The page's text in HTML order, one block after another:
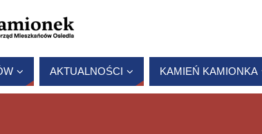
AKTUALNOŚCI KAMIEŃ KAMIONKA